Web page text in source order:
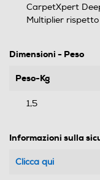
CarpetXpert
Multiplier
Dimensioni - Peso
Peso-Kg
1,5
Informazioni sulla
Clicca qui